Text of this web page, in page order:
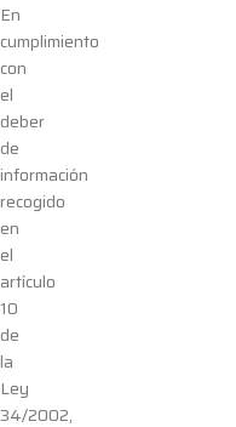
En
cumplimiento
con
el
deber
de
información
recogido
en
el
artículo
10
de
la
Ley
34/2002,